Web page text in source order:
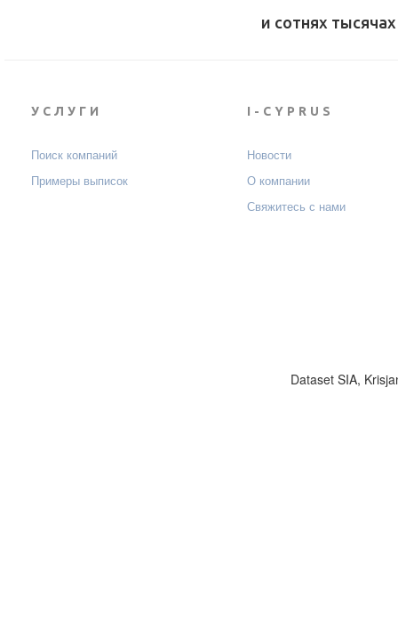
и сотнях
УСЛУГИ
Поиск компаний
Примеры выписок
I-CYPRUS
Новости
О компании
Свяжитесь с нами
Dataset SIA,